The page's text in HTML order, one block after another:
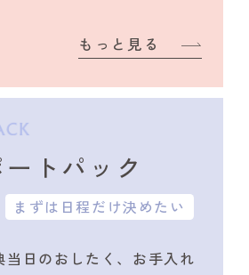
もっと見る
トパック
まずは日程だけ決めたい
日のおしたく、 お手入れ